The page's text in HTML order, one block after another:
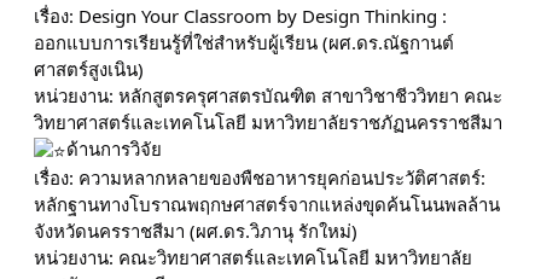
เรื่อง: Design Your Classroom by Design Thinking :
ออกแบบการเรียนรู้ที่ใช่สำหรับผู้เรียน (ผศ.ดร.ณัฐกานต์
ศาสตร์สูงเนิน)
หน่วยงาน: หลักสูตรครุศาสตรบัณฑิต สาขาวิชาชีววิทยา คณะ
วิทยาศาสตร์และเทคโนโลยี มหาวิทยาลัยราชภัฏนครราชสีมา
ด้านการวิจัย
เรื่อง: ความหลากหลายของพืชอาหารยุคก่อนประวัติศาสตร์:
หลักฐานทางโบราณพฤกษศาสตร์จากแหล่งขุดค้นโนนพลล้าน
จังหวัดนครราชสีมา (ผศ.ดร.วิภานุ รักใหม่)
หน่วยงาน: คณะวิทยาศาสตร์และเทคโนโลยี มหาวิทยาลัย